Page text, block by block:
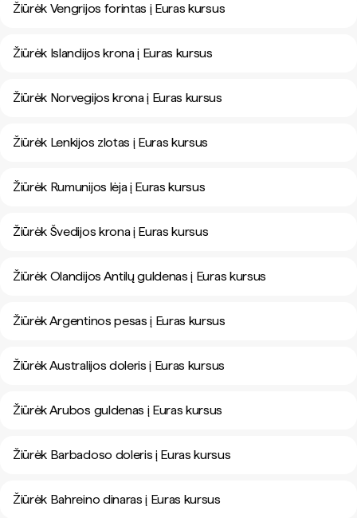
Žiūrėk Vengrijos forintas į Euras kursus
Žiūrėk Islandijos krona į Euras kursus
Žiūrėk Norvegijos krona į Euras kursus
Žiūrėk Lenkijos zlotas į Euras kursus
Žiūrėk Rumunijos lėja į Euras kursus
Žiūrėk Švedijos krona į Euras kursus
Žiūrėk Olandijos Antilų guldenas į Euras kursus
Žiūrėk Argentinos pesas į Euras kursus
Žiūrėk Australijos doleris į Euras kursus
Žiūrėk Arubos guldenas į Euras kursus
Žiūrėk Barbadoso doleris į Euras kursus
Žiūrėk Bahreino dinaras į Euras kursus